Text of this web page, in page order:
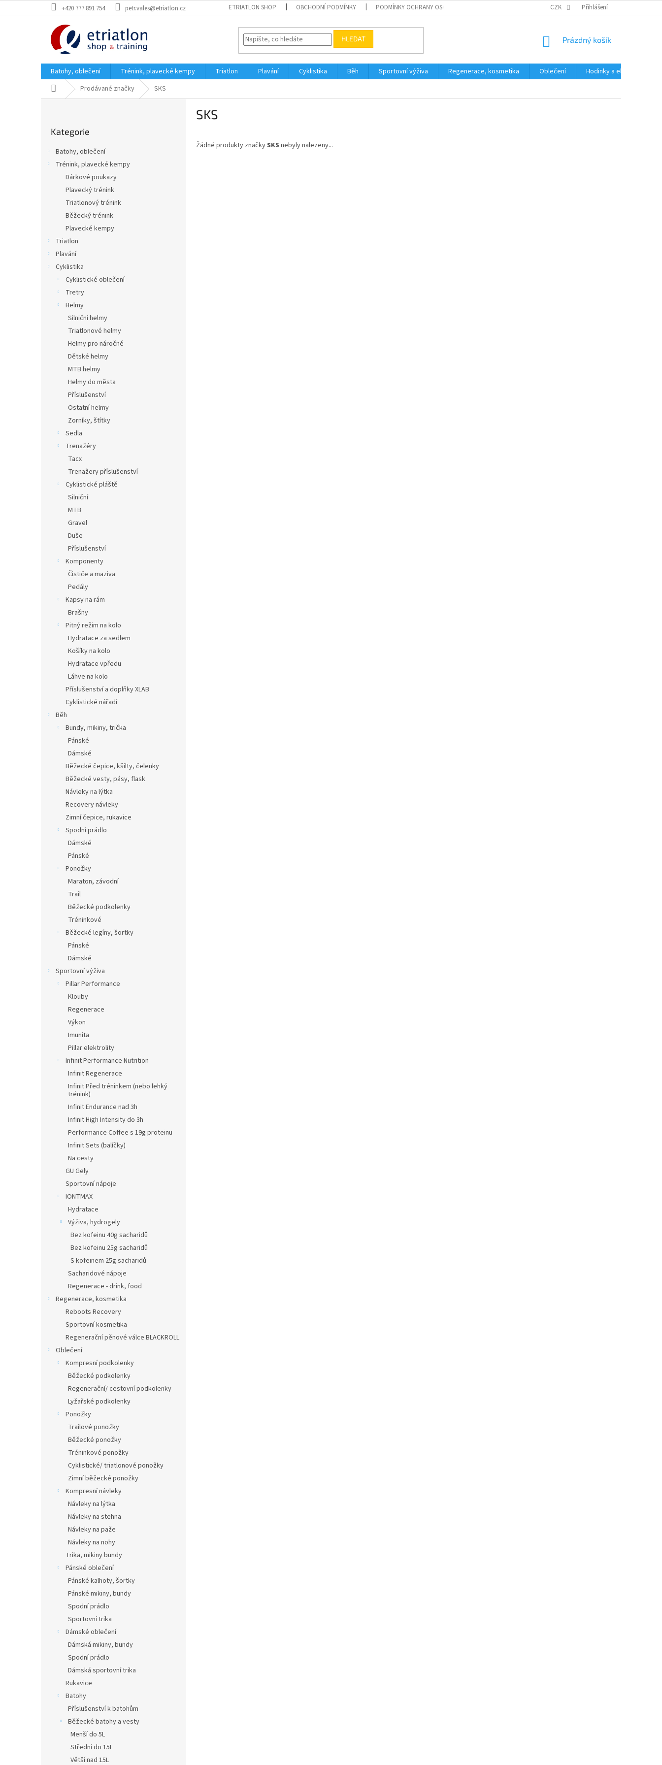
na
+420 777 891 754 petr.vales@etriatlon.cz ETRIATLON SHOP OBCHODNÍ PODMÍNKY PODMÍNKY OCHRANY OSOBNÍCH ÚDAJŮ CZK Přihlášení
HLEDAT
NÁKUPNÍ
Prázdný košík
Batohy, oblečení Trénink, plavecké kempy Triatlon Plavání Cyklistika Běh Sportovní výživa Regenerace, kosmetika Oblečení
Hodinky a elektronika
Domů Prodávané značky SKS
kategorie
Kategorie
Batohy, oblečení
Trénink, plavecké kempy
Dárkové poukazy
Plavecký trénink
Triatlonový trénink
Běžecký trénink
Plavecké kempy
Triatlon
Plavání
Cyklistika
Cyklistické oblečení
Tretry
Helmy
Silniční helmy
Triatlonové helmy
Helmy pro náročné
Dětské helmy
MTB helmy
Helmy do města
Příslušenství
Ostatní helmy
Zorníky, štítky
Sedla
Trenažéry
Tacx
Trenažery příslušenství
Cyklistické pláště
Silniční
MTB
Gravel
Duše
Příslušenství
Komponenty
Čističe a maziva
Pedály
Kapsy na rám
Brašny
Pitný režim na kolo
Hydratace za sedlem
Košíky na kolo
Hydratace vpředu
Láhve na kolo
Příslušenství a doplňky XLAB
Cyklistické nářadí
Běh
Bundy, mikiny, trička
Pánské
Dámské
Běžecké čepice, kšilty, čelenky
Běžecké vesty, pásy, flask
Návleky na lýtka
Recovery návleky
Zimní čepice, rukavice
Spodní prádlo
Dámské
Pánské
Ponožky
Maraton, závodní
Trail
Běžecké podkolenky
Tréninkové
Běžecké legíny, šortky
Pánské
Dámské
Sportovní výživa
Pillar Performance
Klouby
Regenerace
Výkon
Imunita
Pillar elektrolity
Infinit Performance Nutrition
Infinit Regenerace
Infinit Před tréninkem (nebo lehký
trénink)
Infinit Endurance nad 3h
Infinit High Intensity do 3h
Performance Coffee s 19g proteinu
Infinit Sets (balíčky)
Na cesty
GU Gely
Sportovní nápoje
IONTMAX
Hydratace
Výživa, hydrogely
Bez kofeinu 40g sacharidů
Bez kofeinu 25g sacharidů
S kofeinem 25g sacharidů
Sacharidové nápoje
Regenerace - drink, food
Regenerace, kosmetika
Reboots Recovery
Sportovní kosmetika
Regenerační pěnové válce BLACKROLL
Oblečení
Kompresní podkolenky
Běžecké podkolenky
Regenerační/ cestovní podkolenky
Lyžařské podkolenky
Ponožky
Trailové ponožky
Běžecké ponožky
Tréninkové ponožky
Cyklistické/ triatlonové ponožky
Zimní běžecké ponožky
Kompresní návleky
Návleky na lýtka
Návleky na stehna
Návleky na paže
Návleky na nohy
Trika, mikiny bundy
Pánské oblečení
Pánské kalhoty, šortky
Pánské mikiny, bundy
Spodní prádlo
Sportovní trika
Dámské oblečení
Dámská mikiny, bundy
Spodní prádlo
Dámská sportovní trika
Rukavice
Batohy
Příslušenství k batohům
Běžecké batohy a vesty
Menší do 5L
Střední do 15L
Větší nad 15L
SKS
Žádné produkty značkySKS nebyly nalezeny...